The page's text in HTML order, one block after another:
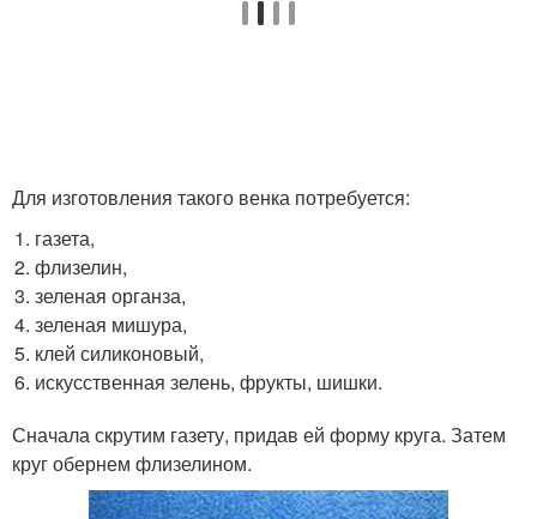
Для изготовления такого венка потребуется:
газета,
флизелин,
зеленая органза,
зеленая мишура,
клей силиконовый,
искусственная зелень, фрукты, шишки.
Сначала скрутим газету, придав ей форму круга. Затем
круг обернем флизелином.